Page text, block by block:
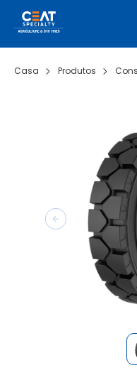
Casa Produtos